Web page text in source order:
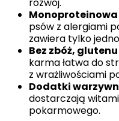
rozwój.
Monoproteinowa
psów z alergiami
zawiera tylko jedno
Bez zbóż,
karma łatwa do
z wrażliwościami
Dodatki
dostarczają
pokarmowego.